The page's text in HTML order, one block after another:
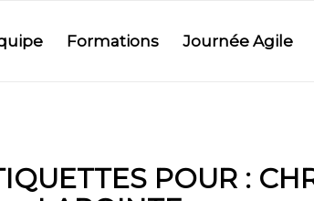
Formations Journée Agile
POUR :